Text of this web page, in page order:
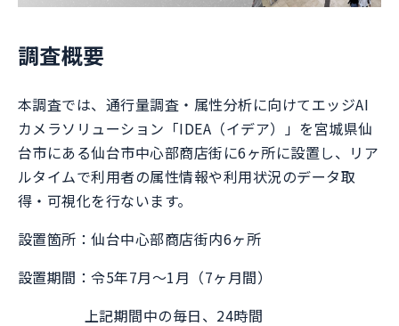
調査概要
本調査では、通行量調査・属性分析に向けてエッジAI
カメラソリューション「IDEA（イデア）」を宮城県仙
台市にある仙台市中心部商店街に6ヶ所に設置し、リア
ルタイムで利用者の属性情報や利用状況のデータ取
得・可視化を行ないます。
設置箇所：仙台中心部商店街内6ヶ所
設置期間：令5年7月～1月（7ヶ月間）
上記期間中の毎日、24時間